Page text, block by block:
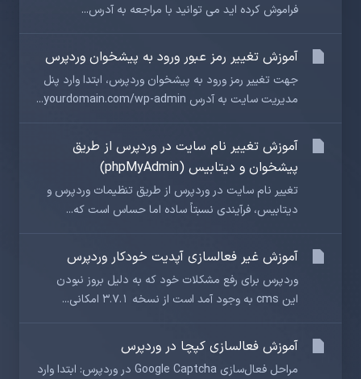
فراموش کرده اید می توانید با مراجعه به آدرس...
آموزش تغییر رمز عبور ورود به پیشخوان وردپرس
جهت تغییر رمز ورود به پیشخوان وردپرس، ابتدا وارد پنل
مدیریت سایت به آدرس yourdomain.com/wp-admin...
آموزش تغییر نام سایت در وردپرس از طریق
پیشخوان و دیتابیس (phpMyAdmin)
تغییر نام سایت در وردپرس از طریق تنظیمات وردپرس و
دیتابیس، فرآیندی نسبتاً ساده اما حساس است که...
آموزش غیر فعالسازی آپدیت خودکار وردپرس
وردپرس برای رفع مشکلات خود که به دلیل بروز نبودن
این cms به وجود آمد است از نسخه 3.7.1 امکانی...
آموزش فعالسازی کپچا در وردپرس
مراحل فعال‌سازی Google Captcha در وردپرس: ابتدا وارد